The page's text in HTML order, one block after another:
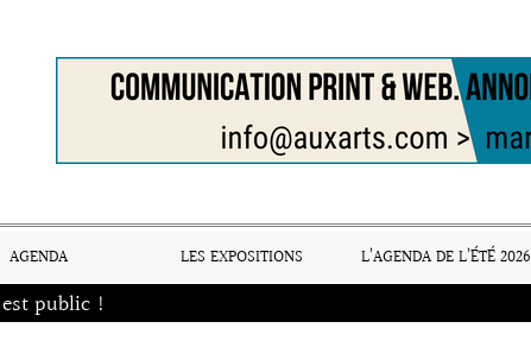
AGENDA LES EXPOSITIONS L’AGENDA DE L’ÉTÉ 2026
est public !